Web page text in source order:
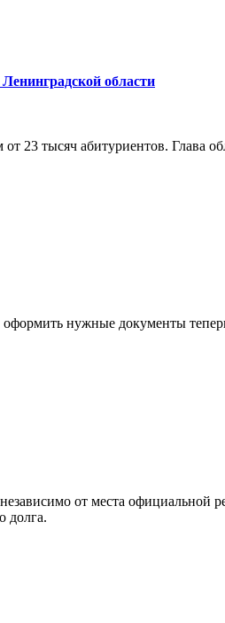
области
23 тысяч абитуриентов. Глава
нужные документы
от места официальной
долга.